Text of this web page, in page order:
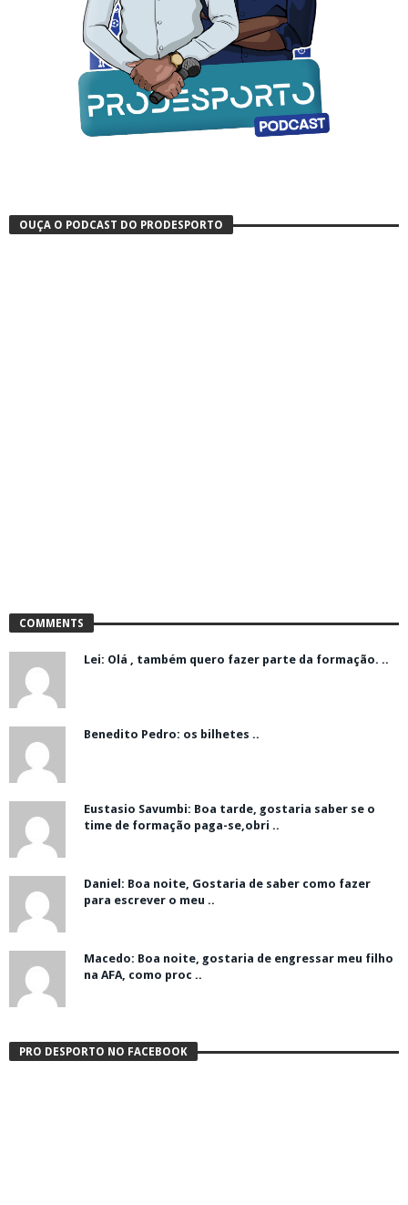
OUÇA O PODCAST DO PRODESPORTO
COMMENTS
Lei: Olá , também quero fazer parte da formação. ..
Benedito Pedro: os bilhetes ..
Eustasio Savumbi: Boa tarde, gostaria saber se o
time de formação paga-se,obri ..
Daniel: Boa noite, Gostaria de saber como fazer
para escrever o meu ..
Macedo: Boa noite, gostaria de engressar meu filho
na AFA, como proc ..
PRO DESPORTO NO FACEBOOK